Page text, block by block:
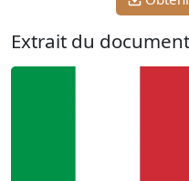
Extrait du document